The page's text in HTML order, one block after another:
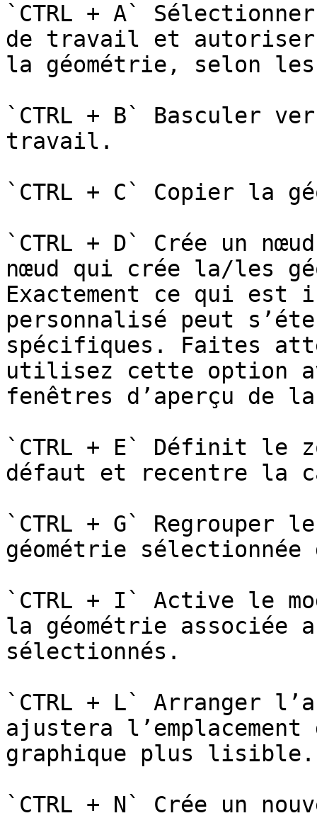
`CTRL + A`
de travail et
la géométrie, selon
`CTRL + B` Basculer
travail.
`CTRL + C` Copier la
`CTRL + D` Crée un
nœud qui crée la/les
Exactement ce qui est
personnalisé peut
spécifiques. Faites
utilisez cette option
fenêtres d’aperçu de
`CTRL + E` Définit le
défaut et recentre la
`CTRL + G` Regrouper
géométrie
`CTRL + I` Active le
la géométrie associée
sélectionnés.
`CTRL + L` Arranger
ajustera
graphique plus lisible.
`CTRL + N` Crée un